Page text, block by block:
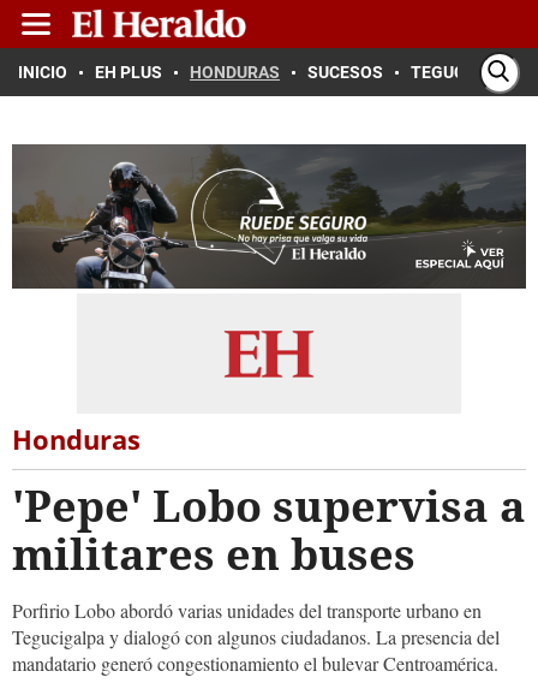
INICIO EH PLUS HONDURAS SUCESOS TEGUCIGALPA
Honduras
'Pepe' Lobo supervisa a
militares en buses
Porfirio Lobo abordó varias unidades del transporte urbano en
Tegucigalpa y dialogó con algunos ciudadanos. La presencia del
mandatario generó congestionamiento el bulevar Centroamérica.